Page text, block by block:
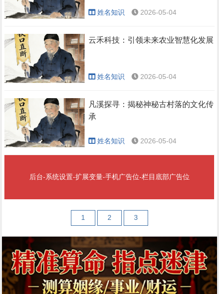
姓名知识 2026-05-04
云禾科技：引领未来农业智慧化发展
姓名知识 2026-05-04
凡溪探寻：揭秘神秘古村落的文化传
承
姓名知识 2026-05-04
后台-系统设置-扩展变量-手机广告位-栏目底部广告位
1 2 3